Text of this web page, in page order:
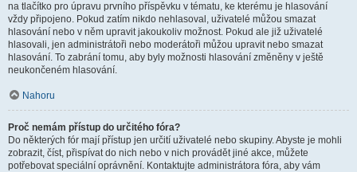
na tlačítko pro úpravu prvního příspěvku v tématu, ke kterému je hlasování
vždy připojeno. Pokud zatím nikdo nehlasoval, uživatelé můžou smazat
hlasování nebo v něm upravit jakoukoliv možnost. Pokud ale již uživatelé
hlasovali, jen administrátoři nebo moderátoři můžou upravit nebo smazat
hlasování. To zabrání tomu, aby byly možnosti hlasování změněny v ještě
neukončeném hlasování.
Nahoru
Proč nemám přístup do určitého fóra?
Do některých fór mají přístup jen určití uživatelé nebo skupiny. Abyste je mohli
zobrazit, číst, přispívat do nich nebo v nich provádět jiné akce, můžete
potřebovat speciální oprávnění. Kontaktujte administrátora fóra, aby vám